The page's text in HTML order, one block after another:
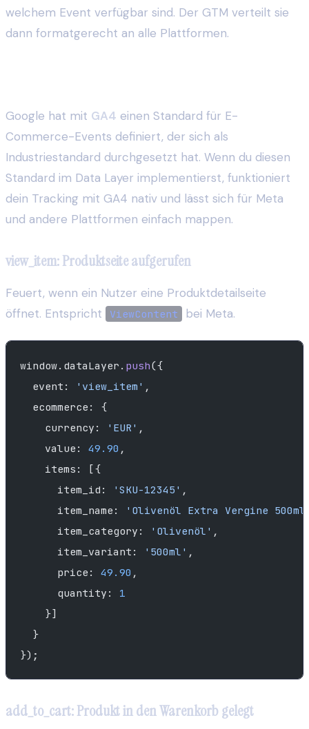
welchem Event verfügbar sind. Der GTM verteilt sie
dann formatgerecht an alle Plattformen.
Google hat mit GA4 einen Standard für E-
Commerce-Events definiert, der sich als
Industriestandard durchgesetzt hat. Wenn du diesen
Standard im Data Layer implementierst, funktioniert
dein Tracking mit GA4 nativ und lässt sich für Meta
und andere Plattformen einfach mappen.
view_item: Produktseite aufgerufen
Feuert, wenn ein Nutzer eine Produktdetailseite
öffnet. Entspricht
ViewContent bei Meta.
window.dataLayer. push({
  event:
'view_item' ,
  ecommerce: {
    currency:
'EUR' ,
    value:
49.90 ,
    items: [{
      item_id:
'SKU-12345' ,
      item_name:
'Olivenöl Extra Vergine
      item_category:
'Olivenöl' ,
      item_variant:
'500ml' ,
      price:
49.90 ,
      quantity:
1
    }]
  }
});
add_to_cart: Produkt in den Warenkorb gelegt